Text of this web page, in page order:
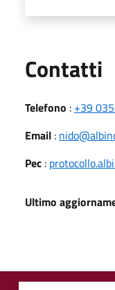
Contatti
Telefono : +39
Email :
Pec :
Ultimo